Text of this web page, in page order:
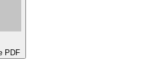
PDF